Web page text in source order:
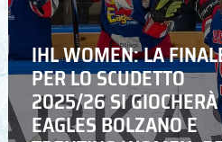
IHL WOMEN: LA
PER LO SCUDETTO
2025/26 SI GIOCHERÀ
EAGLES BOLZANO E